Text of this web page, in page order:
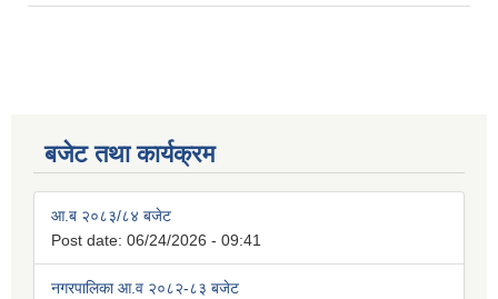
बजेट तथा कार्यक्रम
आ.ब २०८३/८४ बजेट
Post date: 06/24/2026 - 09:41
नगरपालिका आ.व २०८२-८३ बजेट